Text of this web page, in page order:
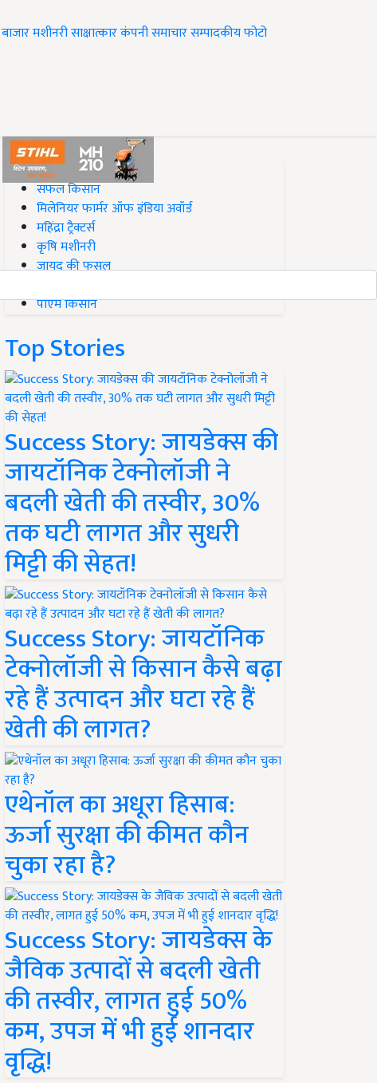
बाजारमशीनरीसाक्षात्कारकंपनी समाचारसम्पादकीयफोटो
#Top on Krishi Jagran
सफल किसान
मिलेनियर फार्मर ऑफ इंडिया अवॉर्ड
महिंद्रा ट्रैक्टर्स
कृषि मशीनरी
जायद की फसल
पीएम किसान
Top Stories
Success Story: जायडेक्स की
जायटॉनिक टेक्नोलॉजी ने
बदली खेती की तस्वीर, 30%
तक घटी लागत और सुधरी
मिट्टी की सेहत!
Success Story: जायटॉनिक
टेक्नोलॉजी से किसान कैसे बढ़ा
रहे हैं उत्पादन और घटा रहे हैं
खेती की लागत?
एथेनॉल का अधूरा हिसाब:
ऊर्जा सुरक्षा की कीमत कौन
चुका रहा है?
Success Story: जायडेक्स के
जैविक उत्पादों से बदली खेती
की तस्वीर, लागत हुई 50%
कम, उपज में भी हुई शानदार
वृद्धि!